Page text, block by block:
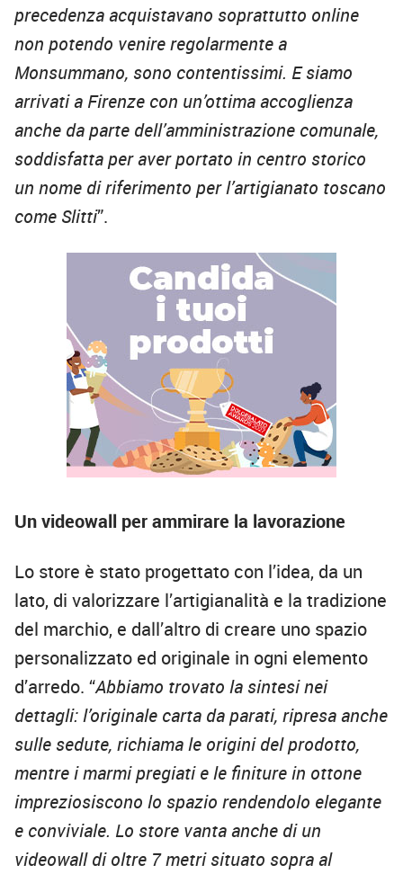
precedenza acquistavano soprattutto online
non potendo venire regolarmente a
Monsummano, sono contentissimi. E siamo
arrivati a Firenze con un’ottima accoglienza
anche da parte dell’amministrazione comunale,
soddisfatta per aver portato in centro storico
un nome di riferimento per l’artigianato toscano
come Slitti”.
Un videowall per ammirare la lavorazione
Lo store è stato progettato con l’idea, da un
lato, di valorizzare l’artigianalità e la tradizione
del marchio, e dall’altro di creare uno spazio
personalizzato ed originale in ogni elemento
d’arredo. “Abbiamo trovato la sintesi nei
dettagli: l’originale carta da parati, ripresa anche
sulle sedute, richiama le origini del prodotto,
mentre i marmi pregiati e le finiture in ottone
impreziosiscono lo spazio rendendolo elegante
e conviviale. Lo store vanta anche di un
videowall di oltre 7 metri situato sopra al